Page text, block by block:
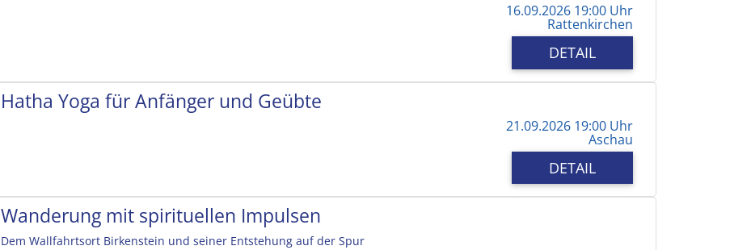
16.09.2026 19:00 Uhr
Rattenkirchen
DETAIL
Hatha Yoga für Anfänger und Geübte
21.09.2026 19:00 Uhr
Aschau
DETAIL
Wanderung mit spirituellen Impulsen
Dem Wallfahrtsort Birkenstein und seiner Entstehung auf der Spur